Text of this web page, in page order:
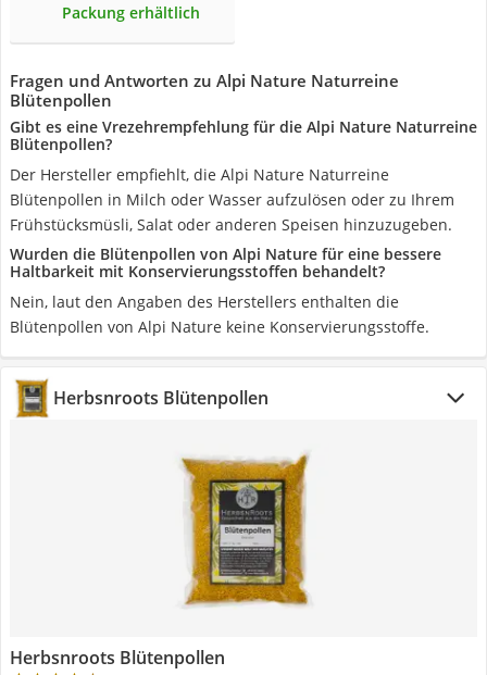
Packung erhältlich
Fragen und Antworten zu Alpi Nature Naturreine
Blütenpollen
Gibt es eine Vrezehrempfehlung für die Alpi Nature Naturreine
Blütenpollen?
Der Hersteller empfiehlt, die Alpi Nature Naturreine
Blütenpollen in Milch oder Wasser aufzulösen oder zu Ihrem
Frühstücksmüsli, Salat oder anderen Speisen hinzuzugeben.
Wurden die Blütenpollen von Alpi Nature für eine bessere
Haltbarkeit mit Konservierungsstoffen behandelt?
Nein, laut den Angaben des Herstellers enthalten die
Blütenpollen von Alpi Nature keine Konservierungsstoffe.
Herbsnroots Blütenpollen
Herbsnroots Blütenpollen